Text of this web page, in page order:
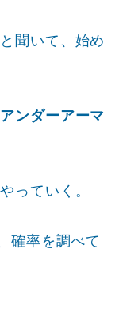
聞いて、始め
ンダーアーマ
っていく。
確率を調べて